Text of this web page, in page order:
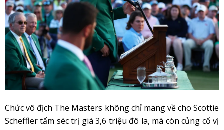
Chức vô địch The Masters không chỉ mang về cho Scottie
Scheffler tấm séc trị giá 3,6 triệu đô la, mà còn củng cố vị